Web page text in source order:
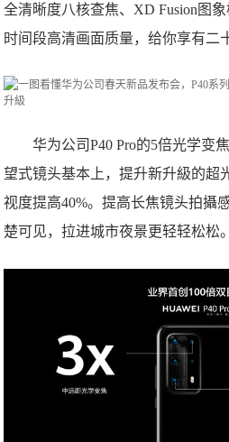
全清晰度八核查焦、XD Fusion图
时间段高清画面质量，给你享有二
华为公司P40 Pro的5倍光学变
望式镜头基本上，提升新升級的超
视度提高40%。提高长焦镜头拍攝
楚可见，拉进城市夜景更轻轻松松。